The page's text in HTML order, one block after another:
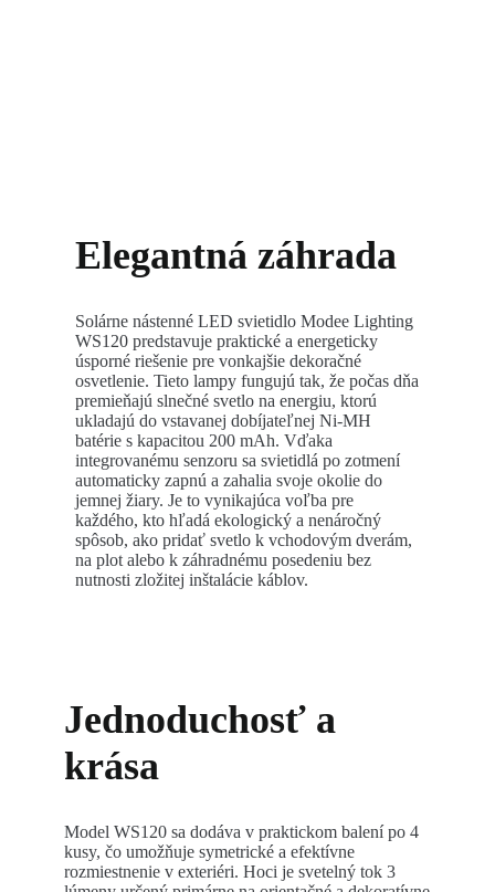
Elegantná záhrada
Solárne nástenné LED svietidlo Modee Lighting
WS120 predstavuje praktické a energeticky
úsporné riešenie pre vonkajšie dekoračné
osvetlenie. Tieto lampy fungujú tak, že počas dňa
premieňajú slnečné svetlo na energiu, ktorú
ukladajú do vstavanej dobíjateľnej Ni-MH
batérie s kapacitou 200 mAh. Vďaka
integrovanému senzoru sa svietidlá po zotmení
automaticky zapnú a zahalia svoje okolie do
jemnej žiary. Je to vynikajúca voľba pre
každého, kto hľadá ekologický a nenáročný
spôsob, ako pridať svetlo k vchodovým dverám,
na plot alebo k záhradnému posedeniu bez
nutnosti zložitej inštalácie káblov.
Jednoduchosť a
krása
Model WS120 sa dodáva v praktickom balení po 4
kusy, čo umožňuje symetrické a efektívne
rozmiestnenie v exteriéri. Hoci je svetelný tok 3